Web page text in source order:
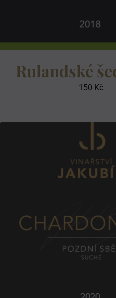
Rulandské
150 Kč